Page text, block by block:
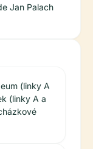
Jan Palach
(linky A
(linky A a